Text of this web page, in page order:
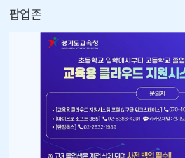
13
여름방학 기간
여름방학 기간
여름방학 기간
여름방학 기간
여름방학 기간
여름방학 기간
팝업존